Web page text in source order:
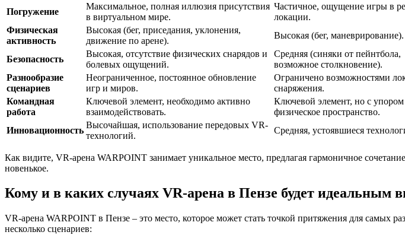
Погружение
Максимальное, полная иллюзия присутствия
в виртуальном мире.
Частичное, ощущение игры в
локации.
Физическая
активность
Высокая (бег, приседания, уклонения,
движение по арене).
Высокая (бег, маневрирование).
Безопасность
Высокая, отсутствие физических снарядов и
болевых ощущений.
Средняя (синяки от пейнтбола,
возможное столкновение).
Разнообразие
сценариев
Неограниченное, постоянное обновление
игр и миров.
Ограничено возможностями
снаряжения.
Командная
работа
Ключевой элемент, необходимо активно
взаимодействовать.
Ключевой элемент, но с упором
физическое пространство.
Инновационность
Высочайшая, использование передовых VR-
технологий.
Средняя, устоявшиеся
Как видите, VR-арена WARPOINT занимает уникальное место, предлагая гармоничное
новенькое.
Кому и в каких случаях VR-арена в Пензе будет идеальным
VR-арена WARPOINT в Пензе – это место, которое может стать точкой притяжения для самых
несколько сценариев: